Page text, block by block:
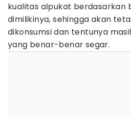
kualitas alpukat berdasarkan
dimilikinya, sehingga akan
dikonsumsi dan tentunya
yang benar-benar segar.